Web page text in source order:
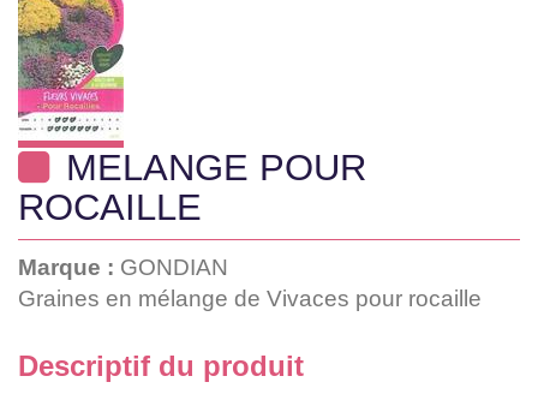
MELANGE POUR
ROCAILLE
Marque : GONDIAN
Graines en mélange de Vivaces pour rocaille
Descriptif du produit